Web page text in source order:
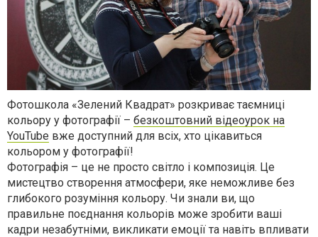
Фотошкола «Зелений Квадрат» розкриває таємниці
кольору у фотографії – безкоштовний відеоурок на
YouTube вже доступний для всіх, хто цікавиться
кольором у фотографії!
Фотографія – це не просто світло і композиція. Це
мистецтво створення атмосфери, яке неможливе без
глибокого розуміння кольору. Чи знали ви, що
правильне поєднання кольорів може зробити ваші
кадри незабутніми, викликати емоції та навіть впливати